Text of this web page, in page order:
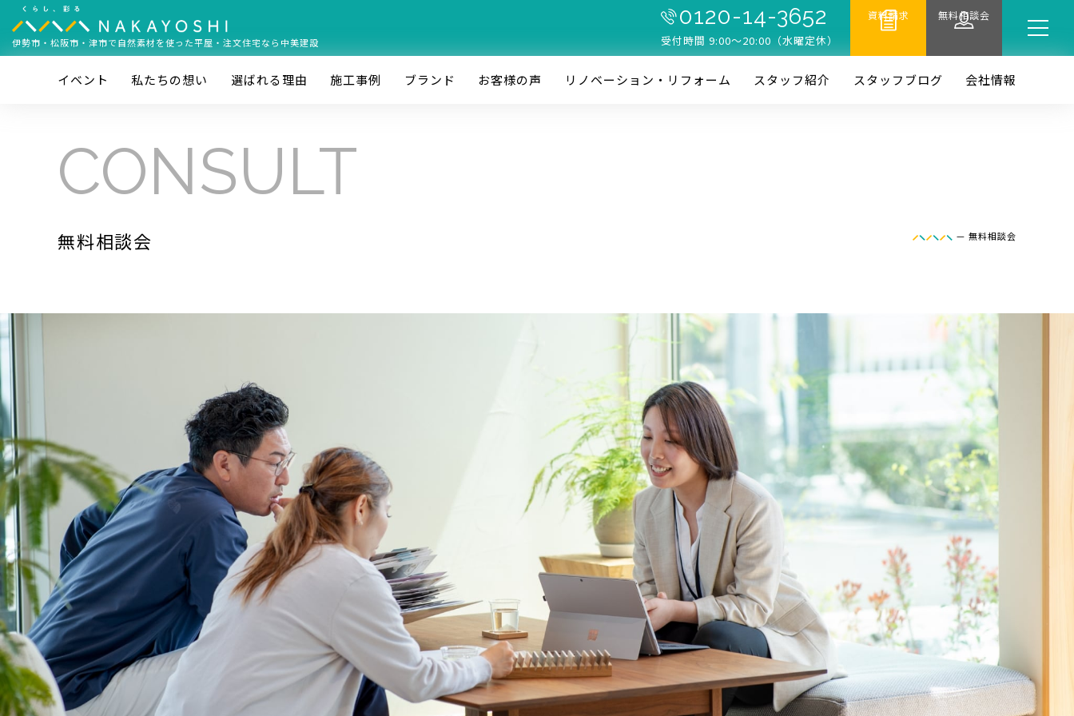
伊勢市・松阪市・津市で自然素材を使った平屋・注文住宅なら中美建設
0120-14-3652
受付時間 9:00〜20:00（水曜定休）
資料請求 無料相談会
イベント 私たちの想い 選ばれる理由 施⼯事例 ブランド お客様の声 リノベーション・リフォーム スタッフ紹介 スタッフブログ 会社情報
CONSULT
無料相談会 — 無料相談会